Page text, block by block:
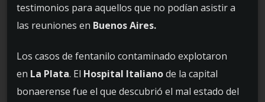
testimonios para aquellos que no podían asistir a
las reuniones en Buenos Aires.
Los casos de fentanilo contaminado explotaron
en La Plata. El Hospital Italianode la capital
bonaerense fue el que descubrió el mal estado del